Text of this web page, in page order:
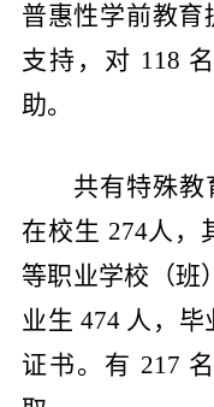
普惠性学前教
支持，对 118
助。
共有特殊教
在校生 274人，
等职业学校（班）
业生 474 人，毕
证书。有 217